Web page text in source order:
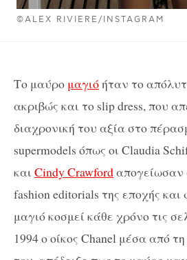
©ALEX RIVIERE/INSTAGRAM
Το μαύρο μαγιόήταν το
ακριβώς και το slip dress, που
διαχρονική του αξία στο
supermodels όπως οι Claudia
και Cindy Crawfordαπογείωσαν
fashion editorials της εποχής
μαγιό κοσμεί κάθε χρόνο τις
1994 ο οίκος Chanel μέσα από